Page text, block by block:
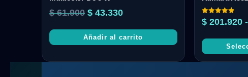
$61.900 $ 43.330
Añadir al carrito
Valorado
con
de 5
$201.920 -